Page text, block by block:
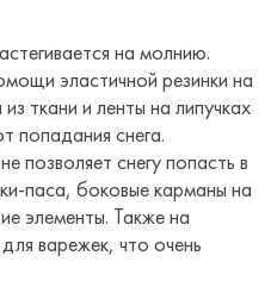
на молнию.
эластичной резинки на
ткани и ленты на липучках
попадания снега.
позволяет снегу попасть в
паса, боковые карманы на
элементы. Также на
варежек, что очень